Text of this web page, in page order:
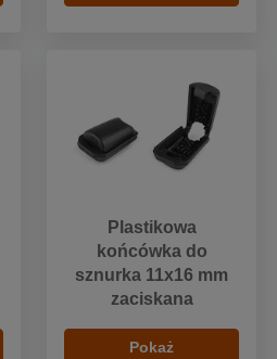
Plastikowa
końcówka do
sznurka 11x16 mm
zaciskana
Pokaż